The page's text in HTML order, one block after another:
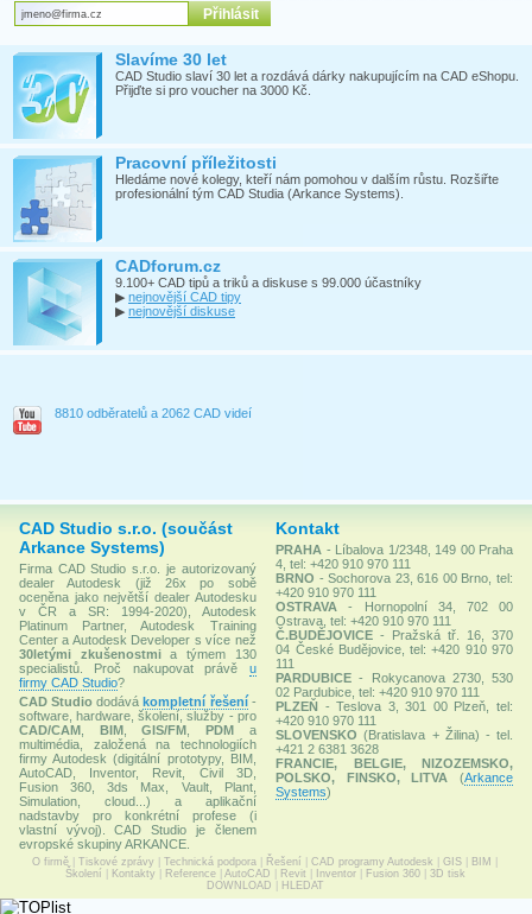
Slavíme 30 let
CAD Studio slaví 30 let a rozdává dárky nakupujícím na CAD eShopu.
Přijďte si pro voucher na 3000 Kč.
Pracovní příležitosti
Hledáme nové kolegy, kteří nám pomohou v dalším růstu. Rozšiřte
profesionální tým CAD Studia (Arkance Systems).
CADforum.cz
9.100+ CAD tipů a triků a diskuse s 99.000 účastníky
▶ nejnovější CAD tipy
▶ nejnovější diskuse
8810 odběratelů a 2062 CAD videí
CAD Studio s.r.o. (součást
Arkance Systems)
Firma CAD Studio s.r.o. je autorizovaný
dealer Autodesk (již 26x po sobě
oceněna jako největší dealer Autodesku
v ČR a SR: 1994-2020), Autodesk
Platinum Partner, Autodesk Training
Center a Autodesk Developer s více než
30letými zkušenostmia týmem 130
specialistů. Proč nakupovat právě u
firmy CAD Studio?
CAD Studio dodávákompletní řešení-
software, hardware, školení, služby - pro
CAD/CAM
BIM,GIS/FM ,PDM a
multimédia, založená na technologiích
firmy Autodesk (digitální prototypy, BIM,
AutoCAD, Inventor, Revit, Civil 3D,
Fusion 360, 3ds Max, Vault, Plant,
Simulation, cloud...) a aplikační
nadstavby pro konkrétní profese (i
vlastní vývoj). CAD Studio je členem
evropské skupiny ARKANCE.
Kontakt
PRAHA - Líbalova 1/2348, 149 00 Praha
4, tel: +420 910 970 111
BRNO - Sochorova 23, 616 00 Brno, tel:
+420 910 970 111
OSTRAVA
- Hornopolní 34, 702 00
Ostrava, tel: +420 910 970 111
Č.BUDĚJOVICE - Pražská tř. 16, 370
04 České Budějovice, tel: +420 910 970
111
PARDUBICE - Rokycanova 2730, 530
02 Pardubice, tel: +420 910 970 111
PLZEŇ - Teslova 3, 301 00 Plzeň, tel:
+420 910 970 111
SLOVENSKO (Bratislava + Žilina) - tel.
+421 2 6381 3628
FRANCIE, BELGIE, NIZOZEMSKO,
POLSKO, FINSKO, LITVA
(Arkance
Systems)
O firmě Tiskové zprávy Technická podpora Řešení CAD programy Autodesk GIS BIM
Školení
Kontakty Reference| AutoCAD Revit Inventor| Fusion 360| 3D tisk
DOWNLOAD
HLEDAT